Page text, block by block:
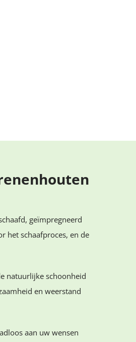
geïmpregneerd
het schaafproces, en de
natuurlijke schoonheid
en weerstand
aan uw wensen